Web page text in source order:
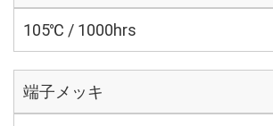
105℃ / 1000hrs
端子メッキ